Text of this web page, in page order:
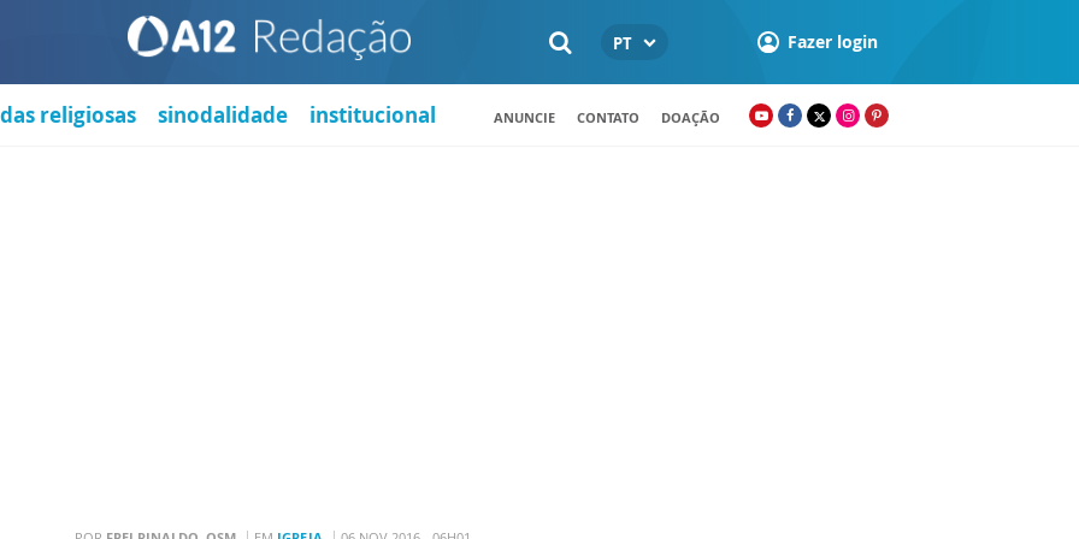
PT Fazer login
religiosas sinodalidade institucional ANUNCIE CONTATO DOAÇÃO